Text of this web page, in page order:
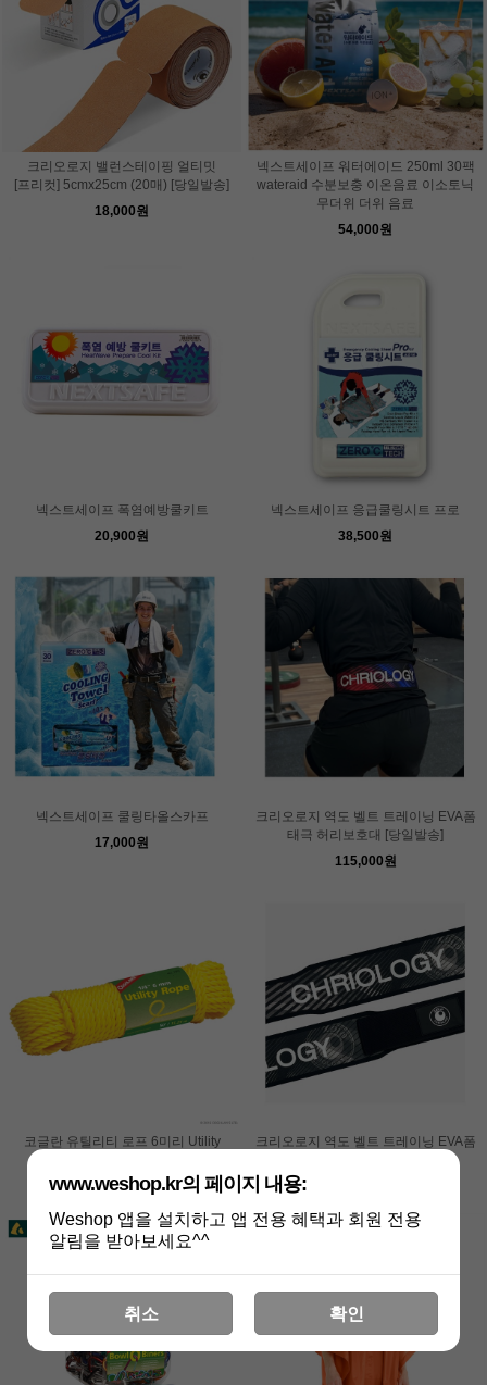
크리오로지 밸런스테이핑 얼티밋
[프리컷] 5cmx25cm (20매) [당일발송]
18,000원
넥스트세이프 워터에이드 250ml 30팩
wateraid 수분보충 이온음료 이소토닉
무더위 더위 음료
54,000원
넥스트세이프 폭염예방쿨키트
20,900원
넥스트세이프 응급쿨링시트 프로
38,500원
넥스트세이프 쿨링타올스카프
17,000원
크리오로지 역도 벨트 트레이닝 EVA폼
태극 허리보호대 [당일발송]
115,000원
코글란 유틸리티 로프 6미리 Utility
8,000원
크리오로지 역도 벨트 트레이닝 EVA폼
엣지블랙 허리보호대 [당일발송]
www.weshop.kr의 페이지 내용:
Weshop 앱을 설치하고 앱 전용 혜택과 회원 전용
알림을 받아보세요^^
취소 확인